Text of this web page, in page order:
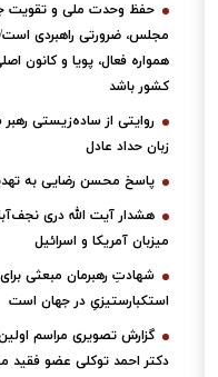
حفظ وحدت ملی و تقویت
مجلس، ضرورتی راهبردی
همواره فعال، پویا و کانون
کشور باشد
روایتی از ساده‌زیستی رهبر
زبان حداد عادل
پاسخ محسن رضایی به
هشدار آیت الله دری
میزبان آمریکا و اسرائیل
شهادتِ رهبرمان مبعثی
استکبارستیزیِ در جهان است
گزارش تصویری مراسم
دکتر احمد توکلی عضو